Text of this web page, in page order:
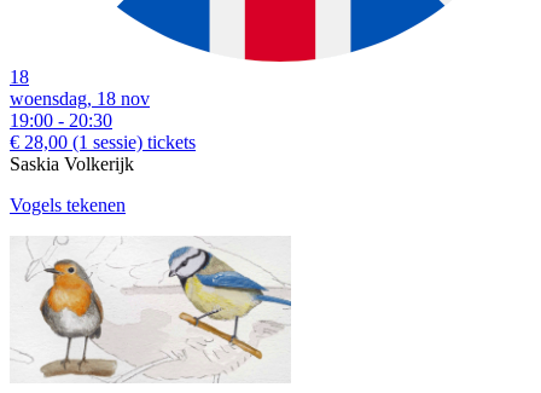
18
woensdag, 18 nov
19:00 - 20:30
€ 28,00 (1 sessie) tickets
Saskia Volkerijk
Vogels tekenen